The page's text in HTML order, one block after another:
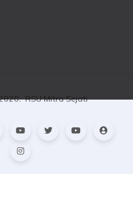
RSU Mitra Sejati